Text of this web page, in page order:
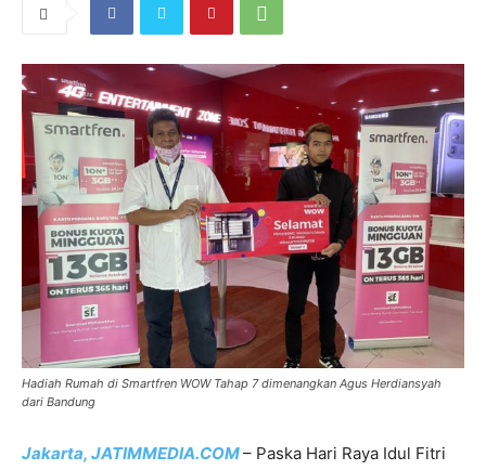
Hadiah Rumah di Smartfren WOW Tahap 7 dimenangkan Agus Herdiansyah
dari Bandung
Jakarta, JATIMMEDIA.COM– Paska Hari Raya Idul Fitri